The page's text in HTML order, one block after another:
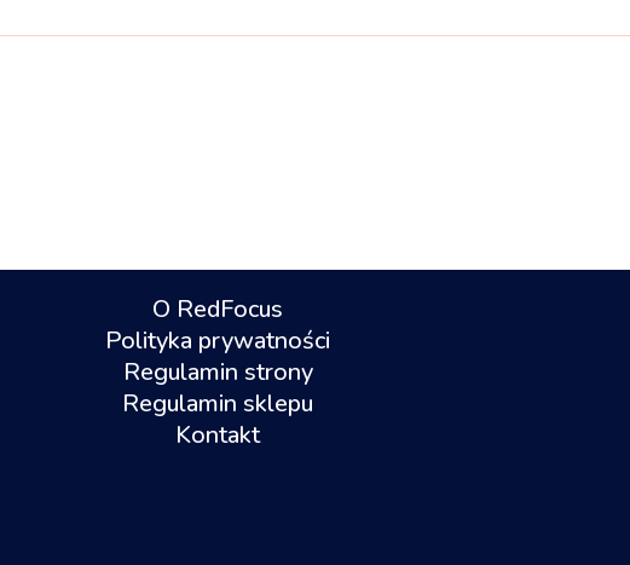
O RedFocus
Polityka prywatności
Regulamin strony
Regulamin sklepu
Kontakt